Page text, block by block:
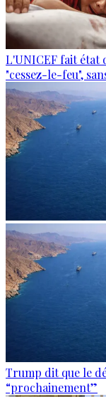
L'UNICEF fait état
"cessez-le-feu",
Trump dit que le
“prochainement”